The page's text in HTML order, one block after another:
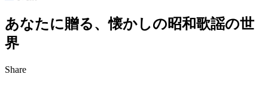
あなたに贈る、懐かしの昭和歌謡の世
界
Share